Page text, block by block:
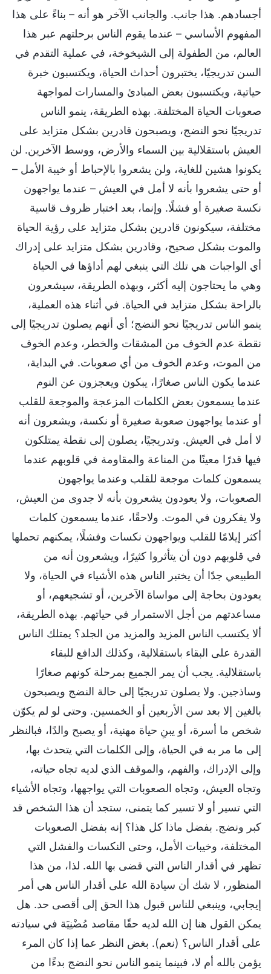
أجسادهم. هذا جانب. والجانب الآخر هو أنه – بناءً على هذا
المفهوم الأساسي – عندما يقوم الناس برحلتهم عبر هذا
العالم، من الطفولة إلى الشيخوخة، في عملية التقدم في
السن تدريجيًا، يختبرون أحداث الحياة، ويكتسبون خبرة
حياتية، ويكتسبون بعض المبادئ والمسارات لمواجهة
صعوبات الحياة المختلفة. بهذه الطريقة، ينمو الناس
تدريجيًا نحو النضج، ويصبحون قادرين بشكل متزايد على
العيش باستقلالية بين السماء والأرض، ووسط الآخرين. لن
يكونوا هشين للغاية، ولن يشعروا بالإحباط أو خيبة الأمل –
أو حتى يشعروا بأنه لا أمل في العيش – عندما يواجهون
نكسة صغيرة أو فشلًا. وإنما، بعد اختبار ظروف قاسية
مختلفة، سيكونون قادرين بشكل متزايد على رؤية الحياة
والموت بشكل صحيح، وقادرين بشكل متزايد على إدراك
أي الواجبات هي تلك التي ينبغي لهم أداؤها في الحياة
وهي ما يحتاجون إليه أكثر، وبهذه الطريقة، سيشعرون
بالراحة بشكل متزايد في الحياة. في أثناء هذه العملية،
ينمو الناس تدريجيًا نحو النضج؛ أي أنهم يصلون تدريجيًا إلى
نقطة عدم الخوف من المشقات والخطر، وعدم الخوف
من الموت، وعدم الخوف من أي صعوبات. في البداية،
عندما يكون الناس صغارًا، يبكون ويعجزون عن النوم
عندما يسمعون بعض الكلمات المزعجة والموجعة للقلب
أو عندما يواجهون صعوبة صغيرة أو نكسة، ويشعرون أنه
لا أمل في العيش. وتدريجيًا، يصلون إلى نقطة يمتلكون
فيها قدرًا معينًا من المناعة والمقاومة في قلوبهم عندما
يسمعون كلمات موجعة للقلب وعندما يواجهون
الصعوبات، ولا يعودون يشعرون بأنه لا جدوى من العيش،
ولا يفكرون في الموت. ولاحقًا، عندما يسمعون كلمات
أكثر إيلامًا للقلب ويواجهون نكسات وفشلًا، يمكنهم تحملها
في قلوبهم دون أن يتأثروا كثيرًا، ويشعرون أنه من
الطبيعي جدًا أن يختبر الناس هذه الأشياء في الحياة، ولا
يعودون بحاجة إلى مواساة الآخرين، أو تشجيعهم، أو
مساعدتهم من أجل الاستمرار في حياتهم. بهذه الطريقة،
ألا يكتسب الناس المزيد والمزيد من الجلد؟ يمتلك الناس
القدرة على البقاء باستقلالية، وكذلك الدافع للبقاء
باستقلالية. يجب أن يمر الجميع بمرحلة كونهم صغارًا
وساذجين. ولا يصلون تدريجيًا إلى حالة النضج ويصبحون
بالغين إلا بعد سن الأربعين أو الخمسين. وحتى لو لم يكوّن
شخص ما أسرة، أو يبنِ حياة مهنية، أو يصبح والدًا، فبالنظر
إلى ما مر به في الحياة، وإلى الكلمات التي يتحدث بها،
وإلى الإدراك، والفهم، والموقف الذي لديه تجاه حياته،
وتجاه العيش، وتجاه الصعوبات التي يواجهها، وتجاه الأشياء
التي تسير أو لا تسير كما يتمنى، ستجد أن هذا الشخص قد
كبر ونضج. بفضل ماذا كل هذا؟ إنه بفضل الصعوبات
المختلفة، وخيبات الأمل، وحتى النكسات والفشل التي
تظهر في أقدار الناس التي قضى بها الله. لذا، من هذا
المنظور، لا شك أن سيادة الله على أقدار الناس هي أمر
إيجابي، وينبغي للناس قبول هذا الحق إلى أقصى حد. هل
يمكن القول هنا إن الله لديه حقًا مقاصد مُضْنِيَة في سيادته
على أقدار الناس؟ (نعم). بغض النظر عما إذا كان المرء
يؤمن بالله أم لا، فبينما ينمو الناس نحو النضج بدءًا من